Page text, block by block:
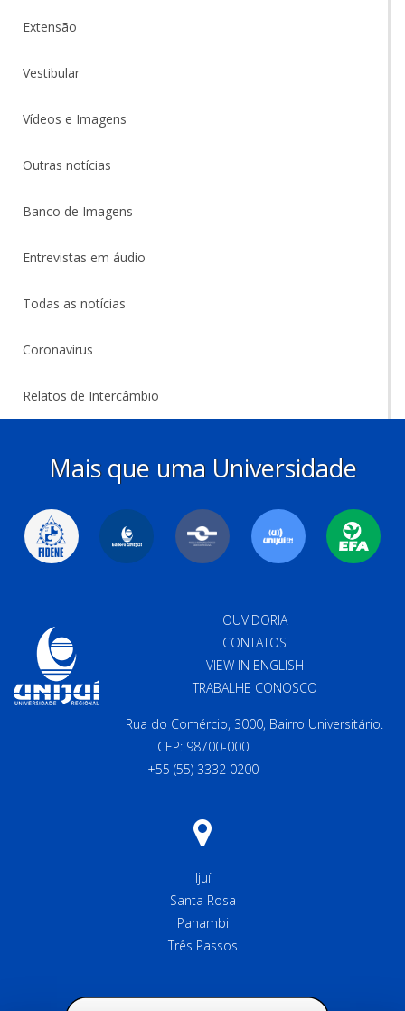
Extensão
Vestibular
Vídeos e Imagens
Outras notícias
Banco de Imagens
Entrevistas em áudio
Todas as notícias
Coronavirus
Relatos de Intercâmbio
Mais que uma Universidade
OUVIDORIA
CONTATOS
VIEW IN ENGLISH
TRABALHE CONOSCO
Rua do Comércio, 3000, Bairro Universitário.
CEP: 98700-000
+55 (55) 3332 0200
Ijuí
Santa Rosa
Panambi
Três Passos